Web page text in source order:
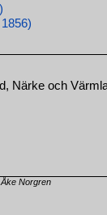
Närke och
Åke Norgren